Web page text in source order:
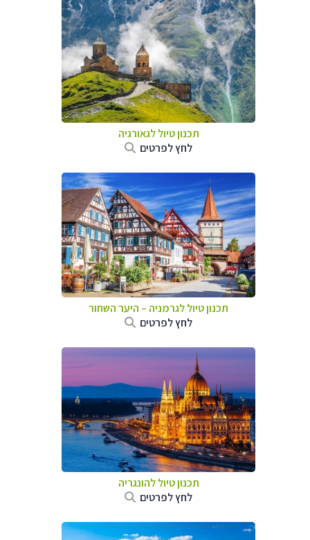
תכנון טיול לגאורגיה
לחץ לפרטים
תכנון טיול לגרמניה – היער השחור
לחץ לפרטים
תכנון טיול להונגריה
לחץ לפרטים